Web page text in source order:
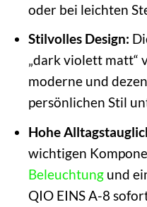
oder bei leichten
Stilvolles Design:
„dark violett matt“
moderne und
persönlichen Stil
Hohe
wichtigen
Beleuchtungund
QIO EINS A-8